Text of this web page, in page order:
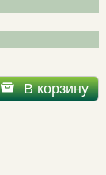
В корзину